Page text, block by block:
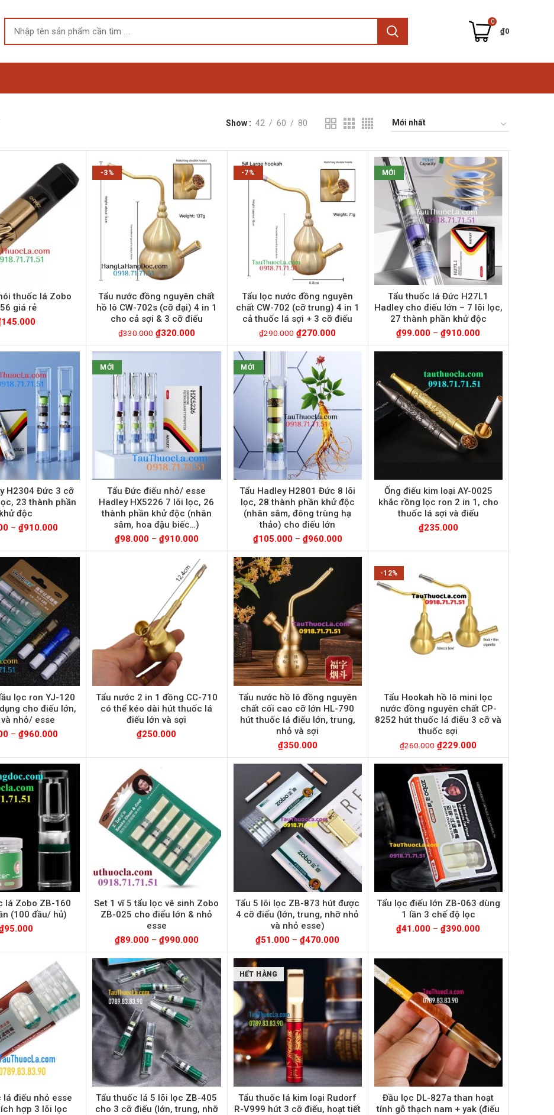
0
₫0
Show 42 60 80
thuốc lá Zobo
giá rẻ
145.000
-3%
Tẩu nước đồng nguyên chất
hồ lô CW-702s (cỡ đại) 4 in 1
cho cả sợi & 3 cỡ điếu
₫330.000 ₫320.000
-7%
Tẩu lọc nước đồng nguyên
chất CW-702 (cỡ trung) 4 in 1
cả thuốc lá sợi + 3 cỡ điếu
₫290.000 ₫270.000
MỚI
Tẩu thuốc lá Đức H27L1
Hadley cho điếu lớn – 7 lõi lọc,
27 thành phần khử độc
₫99.000 –₫910.000
H2304 Đức 3 cỡ
23 thành phần
khử độc
– ₫910.000
MỚI
Tẩu Đức điếu nhỏ/ esse
Hadley HX5226 7 lõi lọc, 26
thành phần khử độc (nhân
sâm, hoa đậu biếc…)
₫98.000– ₫910.000
MỚI
Tẩu Hadley H2801 Đức 8 lõi
lọc, 28 thành phần khử độc
(nhân sâm, đông trùng hạ
thảo) cho điếu lớn
₫105.000– ₫960.000
Ống điếu kim loại AY-0025
khắc rồng lọc ron 2 in 1, cho
thuốc lá sợi và điếu
₫235.000
lọc ron YJ-120
cho điếu lớn,
nhỏ/ esse
– ₫960.000
Tẩu nước 2 in 1 đồng CC-710
có thể kéo dài hút thuốc lá
điếu lớn và sợi
₫250.000
Tẩu nước hồ lô đồng nguyên
chất cối cao cỡ lớn HL-790
hút thuốc lá điếu lớn, trung,
nhỏ và sợi
₫350.000
-12%
Tẩu Hookah hồ lô mini lọc
nước đồng nguyên chất CP-
8252 hút thuốc lá điếu 3 cỡ và
thuốc sợi
₫260.000 ₫229.000
lá Zobo ZB-160
(100 đầu/ hủ)
95.000
Set 1 vĩ 5 tẩu lọc vê sinh Zobo
ZB-025 cho điếu lớn & nhỏ
esse
₫89.000– ₫990.000
Tẩu 5 lõi lọc ZB-873 hút được
4 cỡ điếu (lớn, trung, nhỡ nhỏ
và nhỏ esse)
₫51.000 –₫470.000
Tẩu lọc điếu lớn ZB-063 dùng
1 lần 3 chế độ lọc
₫41.000 –₫390.000
lá điếu nhỏ esse
hợp 3 lõi lọc
Tẩu thuốc lá 5 lõi lọc ZB-405
cho 3 cỡ điếu (lớn, trung, nhỡ
HẾT HÀNG
Tẩu thuốc lá kim loại Rudorf
R-V999 hút 3 cỡ điếu, hoạt tiết
Đầu lọc DL-827a than hoạt
tính gỗ thạch nam + yak (điếu